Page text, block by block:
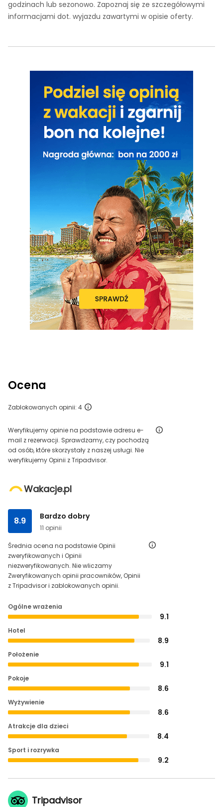
godzinach lub sezonowo. Zapoznaj się ze szczegółowymi
informacjami dot. wyjazdu zawartymi w opisie oferty.
Ocena
Zablokowanych opinii: 4
Weryfikujemy opinie na podstawie adresu e-
mail z rezerwacji. Sprawdzamy, czy pochodzą
od osób, które skorzystały z naszej usługi. Nie
weryfikujemy Opinii z Tripadvisor.
Wakacje.pl
8.9 Bardzo dobry
11 opinii
Średnia ocena na podstawie Opinii
zweryfikowanych i Opinii
niezweryfikowanych. Nie wliczamy
Zweryfikowanych opinii pracowników, Opinii
z Tripadvisor i zablokowanych opinii.
Ogólne wrażenia
9.1
Hotel
8.9
Położenie
9.1
Pokoje
8.6
Wyżywienie
8.6
Atrakcje dla dzieci
8.4
Sport i rozrywka
9.2
Tripadvisor